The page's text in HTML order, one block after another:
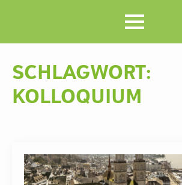
SCHLAGWORT:
KOLLOQUIUM